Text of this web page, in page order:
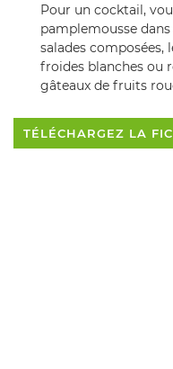
Pour un cocktail,
pamplemousse
salades composées,
froides blanches ou
gâteaux de fruits
TÉLÉCHARGEZ LA